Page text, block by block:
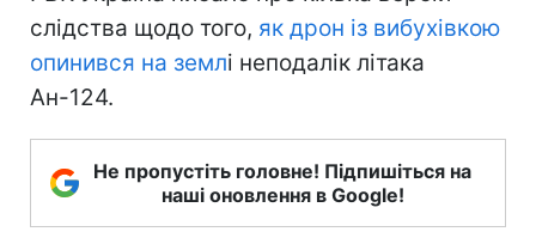
слідства щодо того, як дрон із вибухівкою
опинився на землі неподалік літака
Ан-124.
Не пропустіть головне! Підпишіться на
наші оновлення в Google!